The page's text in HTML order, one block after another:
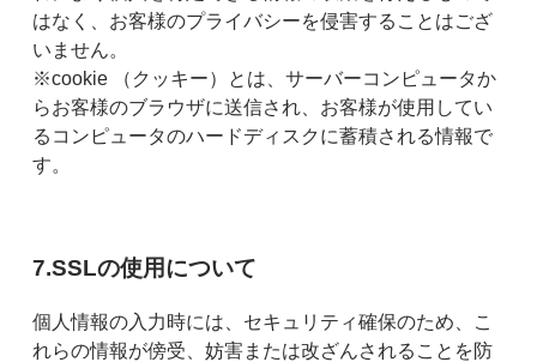
はなく、お客様のプライバシーを侵害することはござ
いません。
※cookie （クッキー）とは、サーバーコンピュータか
らお客様のブラウザに送信され、お客様が使用してい
るコンピュータのハードディスクに蓄積される情報で
す。
7.SSLの使用について
個人情報の入力時には、セキュリティ確保のため、こ
れらの情報が傍受、妨害または改ざんされることを防